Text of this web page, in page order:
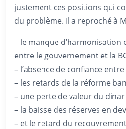
justement ces positions qui
du problème. Il a reproché à
– le manque d’harmonisation
entre le gouvernement et la
– l’absence de confiance
– les retards de la réforme
– une perte de valeur du
– la baisse des réserves en
– et le retard du